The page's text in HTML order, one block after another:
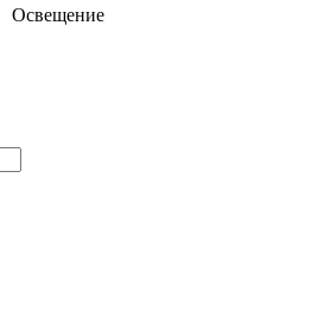
Освещение